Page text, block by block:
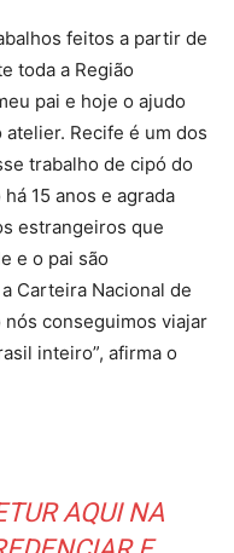
feitos a partir de
toda a Região
pai e hoje o ajudo
Recife é um dos
trabalho de cipó do
15 anos e agrada
estrangeiros que
e o pai são
Carteira Nacional de
nós conseguimos viajar
inteiro”, afirma o
AQUI NA